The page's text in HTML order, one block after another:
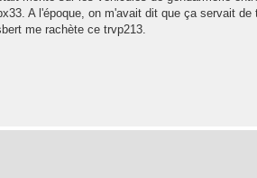
A l'époque, on m'avait dit que ça servait de
me rachète ce trvp213.